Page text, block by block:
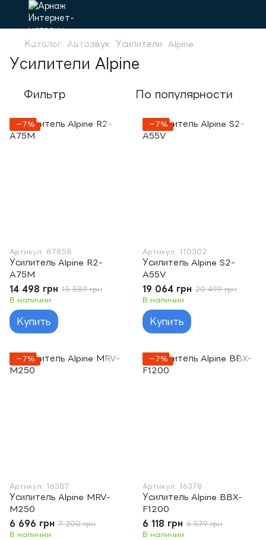
Каталог Автозвук Усилители Alpine
Усилители Alpine
Фильтр По популярности
−7%
Артикул: 87858
Усилитель Alpine R2-
A75M
14 498 грн 15 589 грн
В наличии
Купить
−7%
Артикул: 110302
Усилитель Alpine S2-
A55V
19 064 грн 20 499 грн
В наличии
Купить
−7%
Артикул: 16387
Усилитель Alpine MRV-
M250
6 696 грн 7 200 грн
В наличии
−7%
Артикул: 16378
Усилитель Alpine BBX-
F1200
6 118 грн 6 579 грн
В наличии